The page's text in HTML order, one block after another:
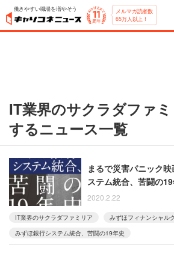
働きやすい職場を増やそう メルマガ読者数
65万人以上！
IT業界のサクラダファ
するニュース一覧
まるで災害パニック
ステム統合、苦闘の
してくる一冊
2020.2.22
IT業界のサクラダファミリア
みずほフィナンシャル
みずほ銀行システム統合、苦闘の19年史